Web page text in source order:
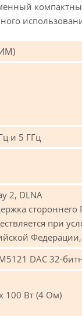
и 5 ГГц
2, DLNA
при
DAC 32-
100 Вт (4 Ом)